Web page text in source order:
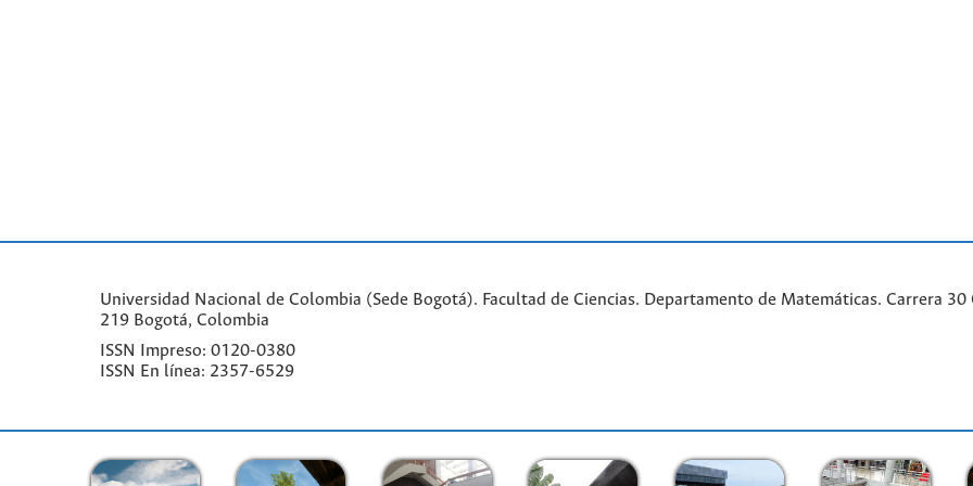
Universidad Nacional de Colombia (Sede Bogotá). Facultad de Ciencias. Departamento de Matemáticas. Carrera
219 Bogotá, Colombia
ISSN Impreso: 0120-0380
ISSN En línea: 2357-6529